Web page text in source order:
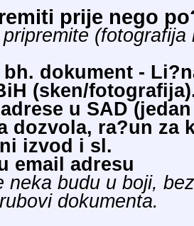
prije nego
bh. dokument -
(sken/
u SAD
dozvola, ra?un za
izvod i sl.
email adresu
neka budu u boji,
dokumenta.